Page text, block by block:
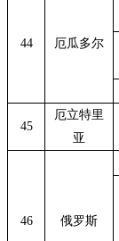
44 厄瓜多尔
45
厄立特里
亚
46 俄罗斯